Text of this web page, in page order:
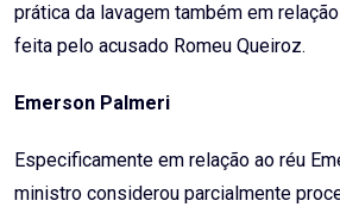
prática da lavagem também em
feita pelo acusado Romeu Queiroz.
Emerson Palmeri
Especificamente em relação ao réu
ministro considerou parcialmente